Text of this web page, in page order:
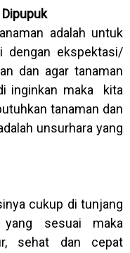
adalah untuk
dengan ekspektasi/
dan agar tanaman
inginkan maka kita
tanaman dan
unsurhara yang
cukup di tunjang
yang sesuai maka
sehat dan cepat